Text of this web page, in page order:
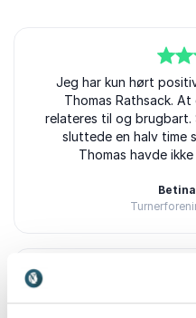
ud af5
Jeg har kun hørt
Thomas Rathsack.
relateres til og
sluttede en halv time
Thomas havde
5ud af5
Thomas var utrolig